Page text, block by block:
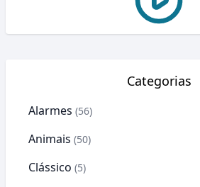
Categorias
Alarmes (56)
Animais (50)
Clássico (5)